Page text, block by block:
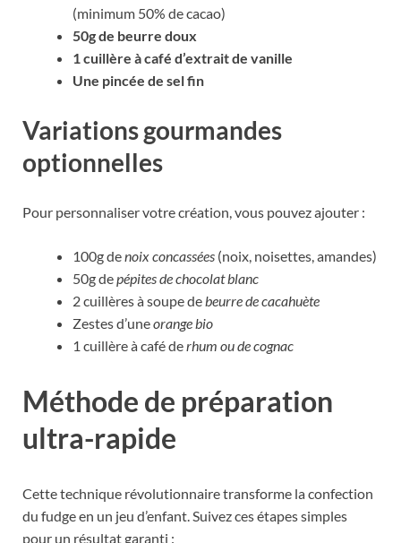
(minimum 50% de cacao)
50g de beurre doux
1 cuillère à café d’extrait de vanille
Une pincée de sel fin
Variations gourmandes
optionnelles
Pour personnaliser votre création, vous pouvez ajouter :
100g denoix concassées (noix, noisettes, amandes)
50g depépites de chocolat blanc
2 cuillères à soupe debeurre de cacahuète
Zestes d’uneorange bio
1 cuillère à café derhum ou de cognac
Méthode de préparation
ultra-rapide
Cette technique révolutionnaire transforme la confection
du fudge en un jeu d’enfant. Suivez ces étapes simples
pour un résultat garanti :